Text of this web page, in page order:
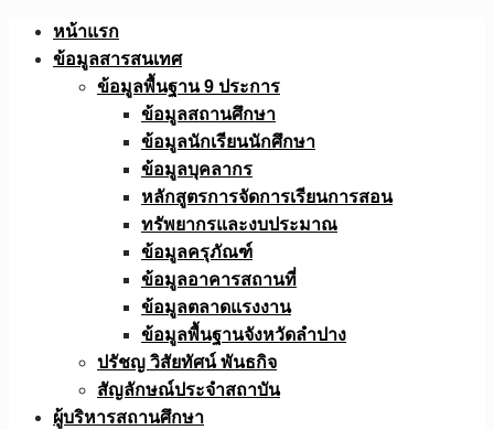
Skip
หน้าแรก
ข้อมูลสารสนเทศ
ข้อมูลพื้นฐาน 9 ประการ
ข้อมูลสถานศึกษา
ข้อมูลนักเรียนนักศึกษา
ข้อมูลบุคลากร
หลักสูตรการจัดการเรียนการสอน
ทรัพยากรและงบประมาณ
ข้อมูลครุภัณฑ์
ข้อมูลอาคารสถานที่
ข้อมูลตลาดแรงงาน
ข้อมูลพื้นฐานจังหวัดลำปาง
ปรัชญ วิสัยทัศน์ พันธกิจ
สัญลักษณ์ประจำสถาบัน
ผู้บริหารสถานศึกษา